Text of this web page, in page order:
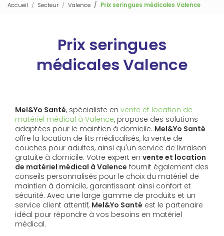
Accueil Secteur Valence Prix seringues médicales Valence
Prix seringues
médicales Valence
Mel&Yo Santé, spécialiste en vente et location de
matériel médical à Valence, propose des solutions
adaptées pour le maintien à domicile. Mel&Yo Santé
offre la location de lits médicalisés, la vente de
couches pour adultes, ainsi qu'un service de livraison
gratuite à domicile. Votre expert en vente et location
de matériel médical à Valence fournit également des
conseils personnalisés pour le choix du matériel de
maintien à domicile, garantissant ainsi confort et
sécurité. Avec une large gamme de produits et un
service client attentif, Mel&Yo Santé est le partenaire
idéal pour répondre à vos besoins en matériel
médical.